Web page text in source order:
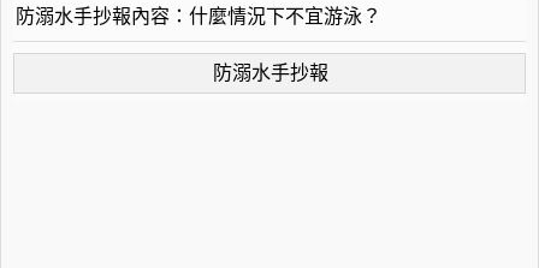
防溺水手抄報內容：什麼情況下不宜游泳？
防溺水手抄報